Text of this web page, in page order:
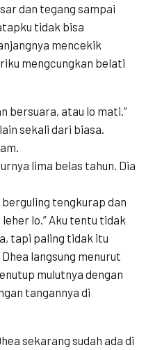
dan tegang sampai
tidak bisa
mencekik
mengcungkan belati
bersuara, atau lo mati.”
sekali dari biasa.
lima belas tahun. Dia
berguling tengkurap dan
lo.” Aku tentu tidak
tapi paling tidak itu
langsung menurut
mulutnya dengan
tangannya di
sekarang sudah ada di